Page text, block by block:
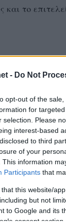
- Do Not
opt-out of the
for
selection. Please
interest-based
to third
of your
This information
Participants that
that this website/
but not
to Google and its
consent section.
και το
επ., 3
4 (2/